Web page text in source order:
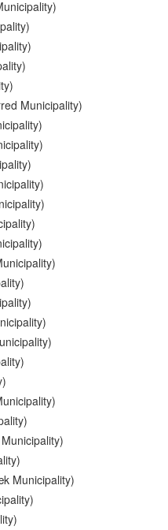
Municipality)
Municipality)